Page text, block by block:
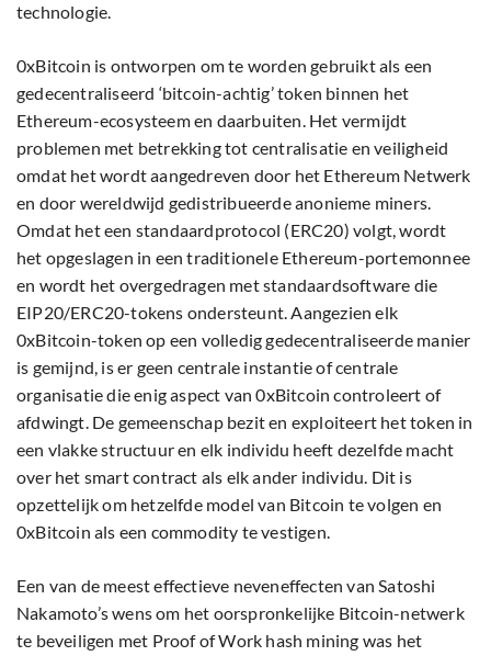
technologie.
0xBitcoin is ontworpen om te worden gebruikt als een
gedecentraliseerd ‘bitcoin-achtig’ token binnen het
Ethereum-ecosysteem en daarbuiten. Het vermijdt
problemen met betrekking tot centralisatie en veiligheid
omdat het wordt aangedreven door het Ethereum Netwerk
en door wereldwijd gedistribueerde anonieme miners.
Omdat het een standaardprotocol (ERC20) volgt, wordt
het opgeslagen in een traditionele Ethereum-portemonnee
en wordt het overgedragen met standaardsoftware die
EIP20/ERC20-tokens ondersteunt. Aangezien elk
0xBitcoin-token op een volledig gedecentraliseerde manier
is gemijnd, is er geen centrale instantie of centrale
organisatie die enig aspect van 0xBitcoin controleert of
afdwingt. De gemeenschap bezit en exploiteert het token in
een vlakke structuur en elk individu heeft dezelfde macht
over het smart contract als elk ander individu. Dit is
opzettelijk om hetzelfde model van Bitcoin te volgen en
0xBitcoin als een commodity te vestigen.
Een van de meest effectieve neveneffecten van Satoshi
Nakamoto’s wens om het oorspronkelijke Bitcoin-netwerk
te beveiligen met Proof of Work hash mining was het